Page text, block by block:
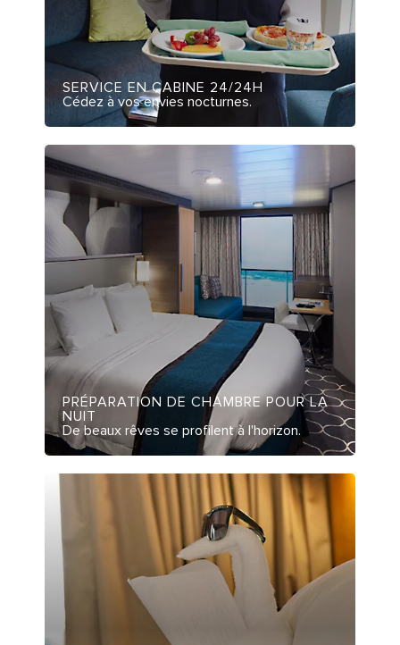
SERVICE EN CABINE 24/24H
Cédez à vos envies nocturnes.
PRÉPARATION DE CHAMBRE POUR LA
NUIT
De beaux rêves se profilent à l'horizon.